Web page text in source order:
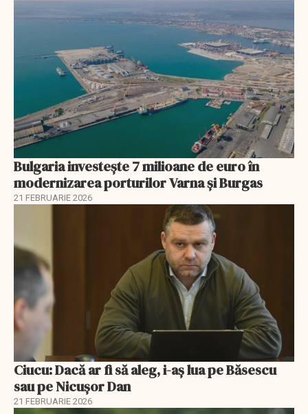
Bulgaria investește 7 milioane de euro în
modernizarea porturilor Varna și Burgas
21 FEBRUARIE 2026
Ciucu: Dacă ar fi să aleg, i-aș lua pe Băsescu
sau pe Nicușor Dan
21 FEBRUARIE 2026